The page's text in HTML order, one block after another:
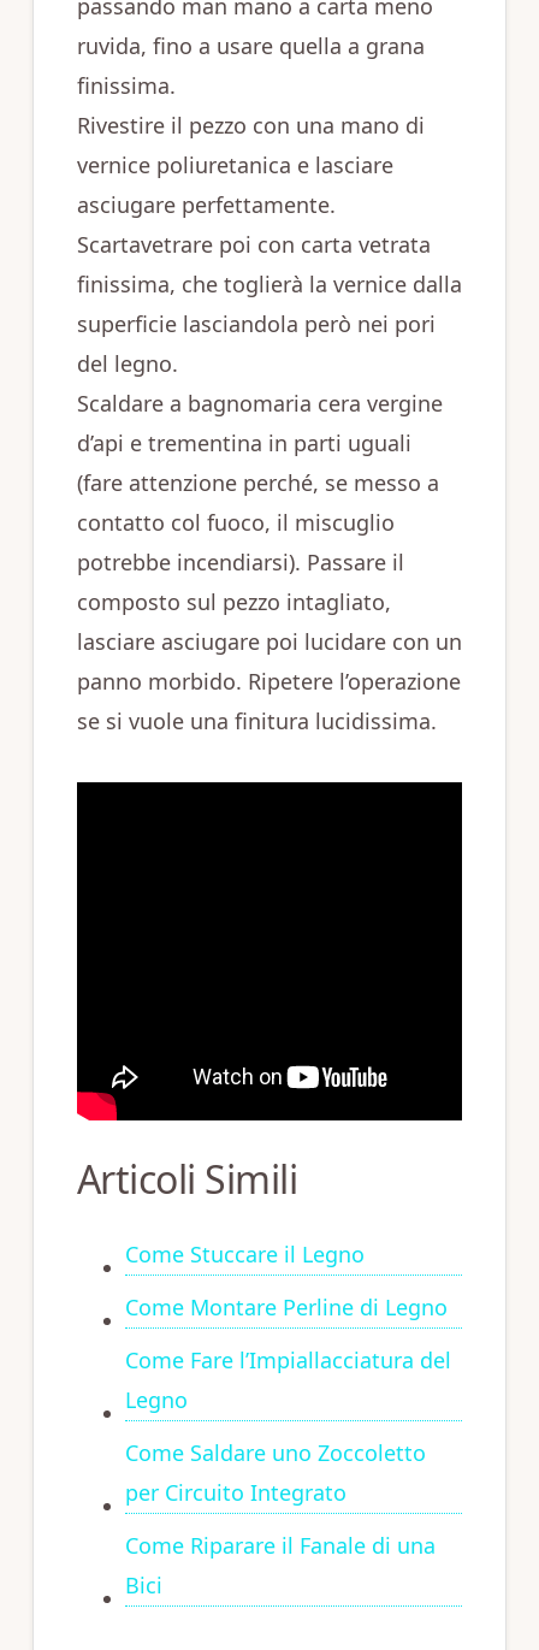
passando man mano a carta meno
ruvida, fino a usare quella a grana
finissima.
Rivestire il pezzo con una mano di
vernice poliuretanica e lasciare
asciugare perfettamente.
Scartavetrare poi con carta vetrata
finissima, che toglierà la vernice dalla
superficie lasciandola però nei pori
del legno.
Scaldare a bagnomaria cera vergine
d’api e trementina in parti uguali
(fare attenzione perché, se messo a
contatto col fuoco, il miscuglio
potrebbe incendiarsi). Passare il
composto sul pezzo intagliato,
lasciare asciugare poi lucidare con un
panno morbido. Ripetere l’operazione
se si vuole una finitura lucidissima.
Articoli Simili
Come Stuccare il Legno
Come Montare Perline di Legno
Come Fare l’Impiallacciatura del
Legno
Come Saldare uno Zoccoletto
per Circuito Integrato
Come Riparare il Fanale di una
Bici